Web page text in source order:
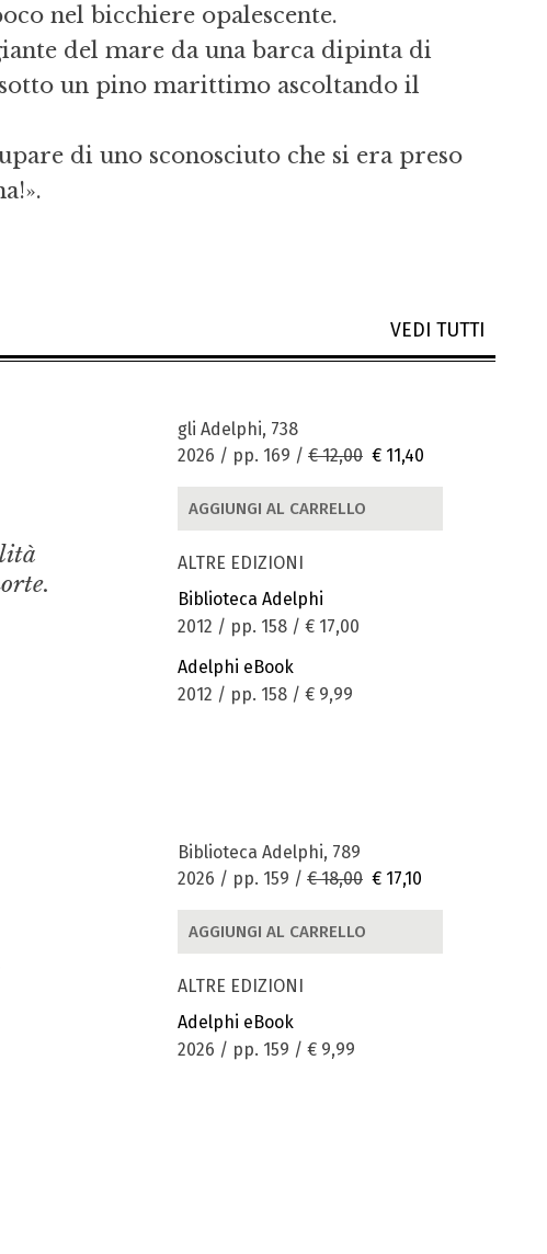
nel bicchiere opalescente.
del mare da una barca dipinta di
un pino marittimo ascoltando il
di uno sconosciuto che si era preso
VEDI TUTTI
gli Adelphi, 738
2026 / pp. 169 / € 12,00 € 11,40
AGGIUNGI AL CARRELLO
ALTRE EDIZIONI
Biblioteca Adelphi
2012 / pp. 158 / € 17,00
Adelphi eBook
2012 / pp. 158 / € 9,99
Biblioteca Adelphi, 789
2026 / pp. 159 / € 18,00 € 17,10
AGGIUNGI AL CARRELLO
ALTRE EDIZIONI
Adelphi eBook
2026 / pp. 159 / € 9,99